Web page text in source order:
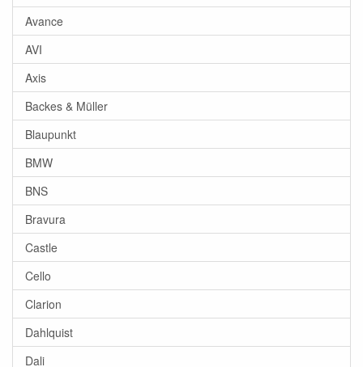
Avance
AVI
Axis
Backes & Müller
Blaupunkt
BMW
BNS
Bravura
Castle
Cello
Clarion
Dahlquist
Dali